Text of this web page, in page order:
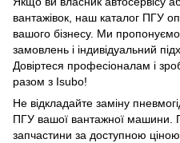
вантажівок, наш каталог ПГУ
вашого бізнесу. Ми
замовлень і індивідуальний
Довіртеся професіоналам і
разом з Isubo!
Не відкладайте заміну
ПГУ вашої вантажної машини.
запчастини за доступною